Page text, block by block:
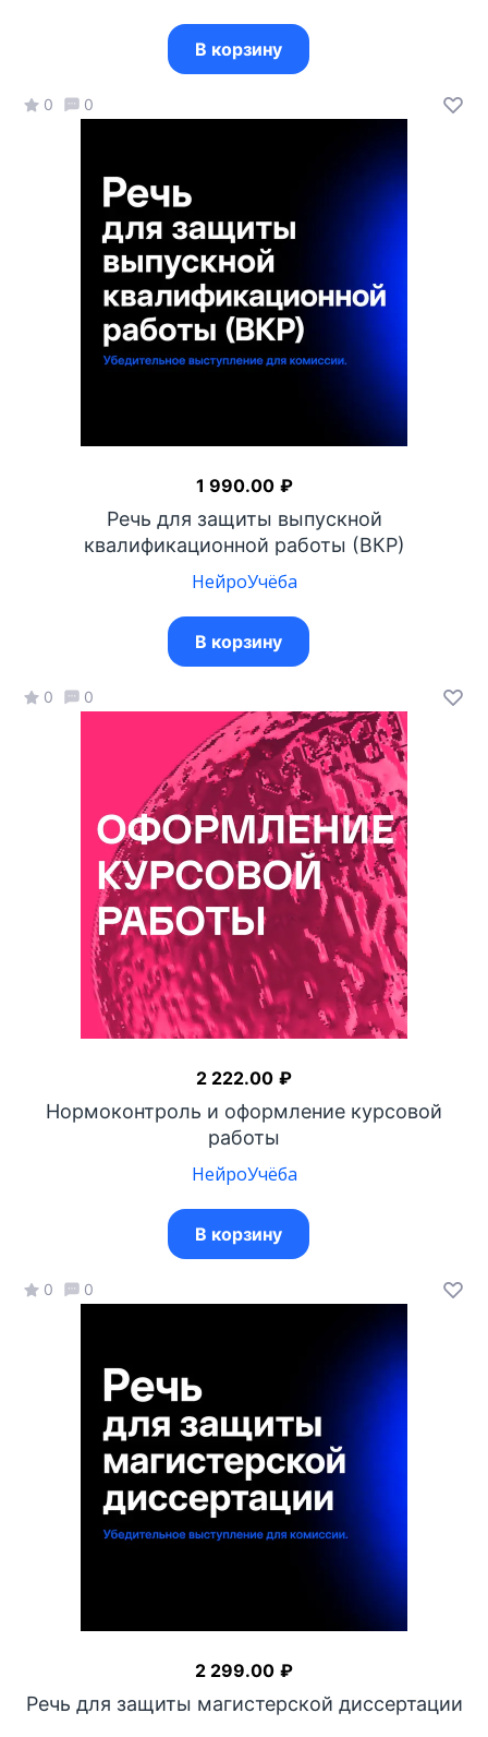
В корзину
0 0
Речь для защиты выпускной
квалификационной работы (ВКР)
НейроУчёба
1 990.00 ₽
В корзину
0 0
Нормоконтроль и оформление курсовой
работы
НейроУчёба
2 222.00 ₽
В корзину
0 0
Речь для защиты магистерской диссертации
2 299.00 ₽